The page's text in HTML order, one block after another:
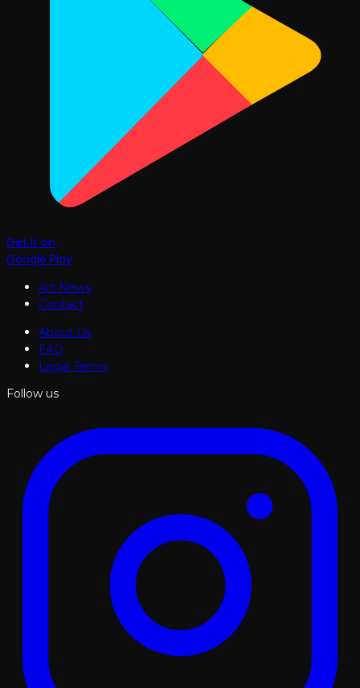
Get it on
Google Play
Art News
Contact
About Us
FAQ
Legal Terms
Follow us